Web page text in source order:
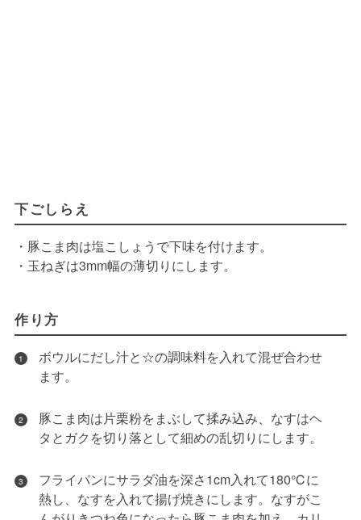
下ごしらえ
・豚こま肉は塩こしょうで下味を付けます。
・玉ねぎは3mm幅の薄切りにします。
作り方
1
ボウルにだし汁と☆の調味料を入れて混ぜ合わせ
ます。
2
豚こま肉は片栗粉をまぶして揉み込み、なすはヘ
タとガクを切り落として細めの乱切りにします。
3
フライパンにサラダ油を深さ1cm入れて180℃に
熱し、なすを入れて揚げ焼きにします。なすがこ